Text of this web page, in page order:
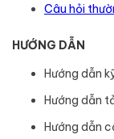
Câu hỏi
HƯỚNG DẪN
Hướng dẫn
Hướng dẫn
Hướng dẫn